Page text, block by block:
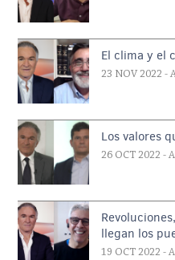
El clima y el
23 NOV 2022 -
Los valores
26 OCT 2022 -
llegan los
19 OCT 2022 -